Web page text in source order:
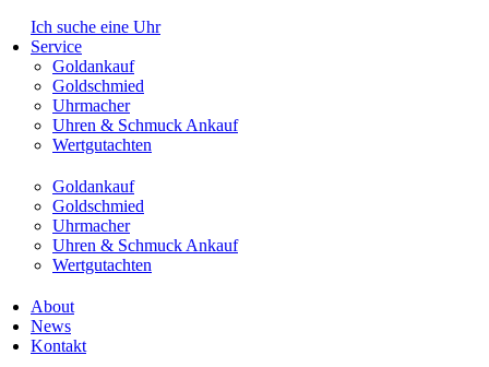
Ich suche eine Uhr
Service
Goldankauf
Goldschmied
Uhrmacher
Uhren & Schmuck Ankauf
Wertgutachten
Goldankauf
Goldschmied
Uhrmacher
Uhren & Schmuck Ankauf
Wertgutachten
About
News
Kontakt